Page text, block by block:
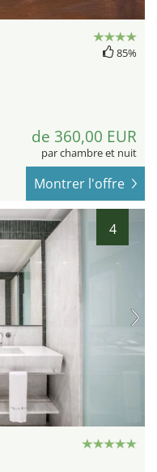
85%
de 360,00 EUR
par chambre et nuit
Montrer l'offre
4